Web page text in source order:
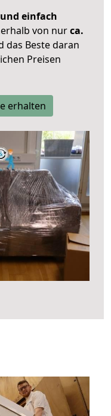
einfach
von nurca.
das Beste daran
Preisen
erhalten